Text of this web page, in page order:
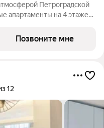
Петроградской
апартаменты на 4 этаже
апартаменты с эстетикой
Позвоните мне
12